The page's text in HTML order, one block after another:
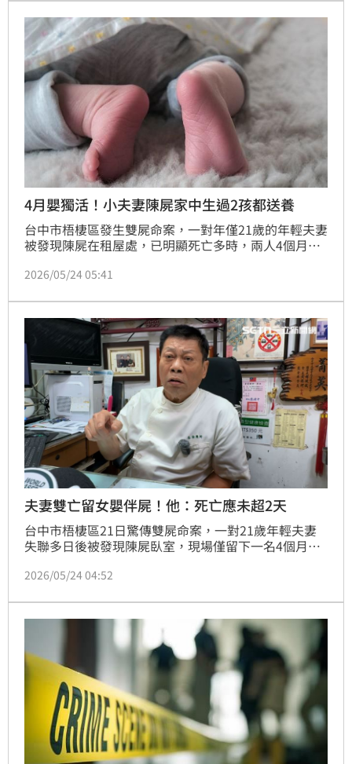
嘆，弟弟生前遇到困難都沒有告訴家人，默默承擔，透
露弟弟疑似是被詐騙集團陷害逼入絕境，至於詳細真相
只能交給司法調查。
4月嬰獨活！小夫妻陳屍家中生過2孩都送養
台中市梧棲區發生雙屍命案，一對年僅21歲的年輕夫妻
被發現陳屍在租屋處，已明顯死亡多時，兩人4個月大
往醫院處置。據了解，小夫妻疑似找不到工作，生活困
天，且餵飽孩子後才離開。
2026/05/24 05:41
夫妻雙亡留女嬰伴屍！他：死亡應未超2天
台中市梧棲區21日驚傳雙屍命案，一對21歲年輕夫妻
失聯多日後被發現陳屍臥室，現場僅留下一名4個月大
妻倆應是餵飽孩子後才走上絕路，死亡時間推測不超過
通報警消破門才揭發憾事。目前女嬰生命跡象穩定並已
交由社工緊急安置，警方正深入調查確切死因與案發經
過，釐清是否有外力介入。
2026/05/24 04:52